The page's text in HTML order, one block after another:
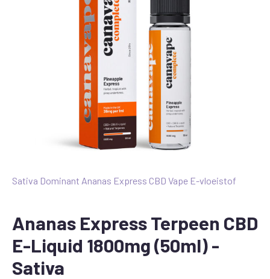
Sativa Dominant Ananas Express CBD Vape E-vloeistof
Ananas Express Terpeen CBD
E-Liquid 1800mg (50ml) -
Sativa